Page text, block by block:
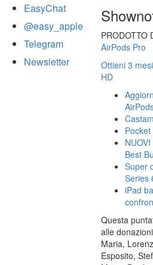
EasyChat
@easy_apple
Telegram
Newsletter
PRODOTTO
AirPods Pro
Ottieni 3
HD
Best
Super
Series
iPad
Questa
alle
Maria,
Esposito,